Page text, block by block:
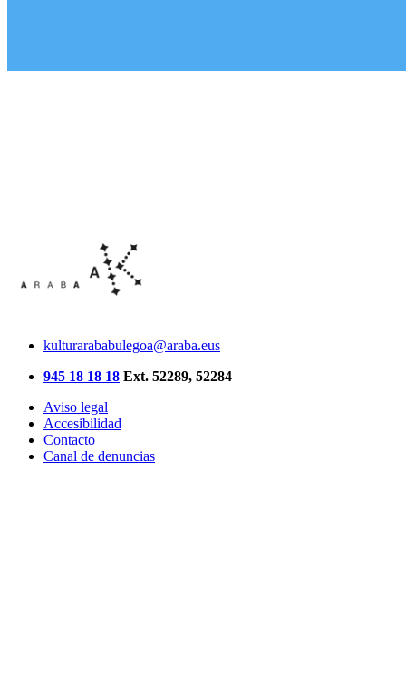
kulturarababulegoa@araba.eus
945 18 18 18 Ext. 52289, 52284
Aviso legal
Accesibilidad
Contacto
Canal de denuncias